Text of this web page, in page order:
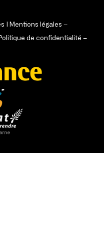
| Mentions légales –
de confidentialité –